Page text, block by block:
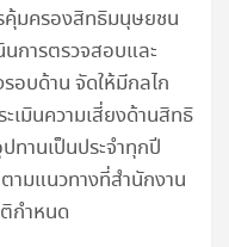
คุ้มครองสิทธิมนุษยชน
การตรวจสอบและ
อบด้าน จัดให้มีกลไก
ะเมินความเสี่ยงด้านสิทธิ
ทานเป็นประจำทุกปี
ามแนวทางที่สำนักงาน
กำหนด